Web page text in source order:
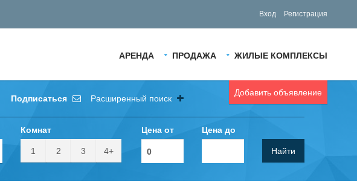
Вход Регистрация
АРЕНДА ПРОДАЖА ЖИЛЫЕ КОМПЛЕКСЫ
Добавить объявление
Подписаться Расширенный поиск
Комнат
1 2 3 4+
Цена от Цена до
Найти